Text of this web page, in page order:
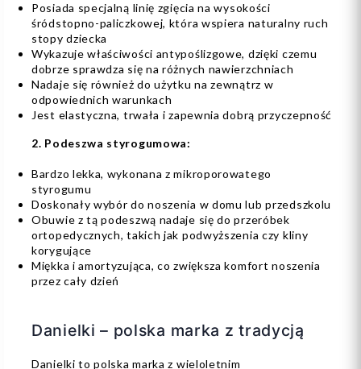
Posiada specjalną linię zgięcia na wysokości
śródstopno-paliczkowej, która wspiera naturalny ruch
stopy dziecka
Wykazuje właściwości antypoślizgowe, dzięki czemu
dobrze sprawdza się na różnych nawierzchniach
Nadaje się również do użytku na zewnątrz w
odpowiednich warunkach
Jest elastyczna, trwała i zapewnia dobrą przyczepność
2. Podeszwa styrogumowa:
Bardzo lekka, wykonana z mikroporowatego
styrogumu
Doskonały wybór do noszenia w domu lub przedszkolu
Obuwie z tą podeszwą nadaje się do przeróbek
ortopedycznych, takich jak podwyższenia czy kliny
korygujące
Miękka i amortyzująca, co zwiększa komfort noszenia
przez cały dzień
Danielki – polska marka z tradycją
Danielki to polska marka z wieloletnim